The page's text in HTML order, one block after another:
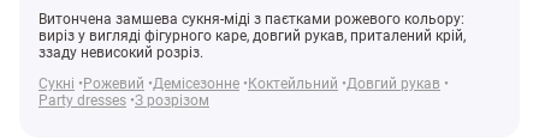
Витончена замшева сукня-міді з паєтками рожевого кольору:
виріз у вигляді фігурного каре, довгий рукав, приталений крій,
ззаду невисокий розріз.
Сукні
Рожевий Демісезонне Коктейльний Довгий рукав
Party dresses З розрізом